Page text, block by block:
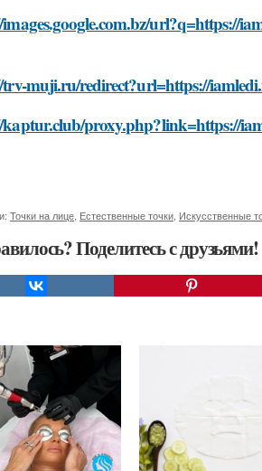
url?q=https://
muji.ru/redirect?url=https://
proxy.php?link=https://
Точки на лице Естественные точки Искусственные
Поделитесь с друзьями!